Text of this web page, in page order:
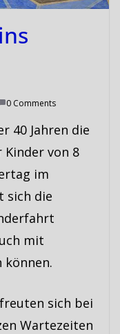
0 Comments
40 Jahren die
von 8
im
sich die
mit
sich bei
Wartezeiten